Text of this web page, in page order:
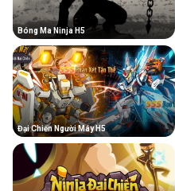
Bóng Ma Ninja H5
Đại Chiến Người Máy H5